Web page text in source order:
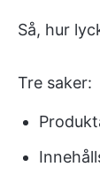
Så, hur
Tre saker: